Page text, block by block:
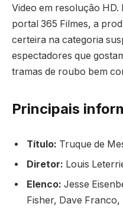
Video em resolução
portal 365 Filmes, a
certeira na categoria
espectadores que
tramas de roubo bem
Principais
Título: Truque de
Diretor: Louis
Elenco: Jesse
Fisher, Dave